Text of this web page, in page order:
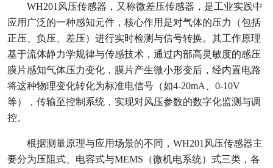
WH201 风压传感器，又称微差压传感器，是工业实践中
应用广泛的一种感知元件，核心作用是对气体的压力（包括
正压、负压、差压）进行实时检测与信号转换。其工作原理
基于流体静力学规律与传感技术，通过内部高灵敏度的感压
膜片感知气体压力变化，膜片产生微小形变后，经内置电路
将这种物理变化转化为标准电信号（如4-20mA、0-10V
等），传输至控制系统，实现对风压参数的数字化监测与调
控。
根据测量原理与应用场景的不同，WH201风压传感器主
要分为压阻式、电容式与MEMS（微机电系统）式三类，各